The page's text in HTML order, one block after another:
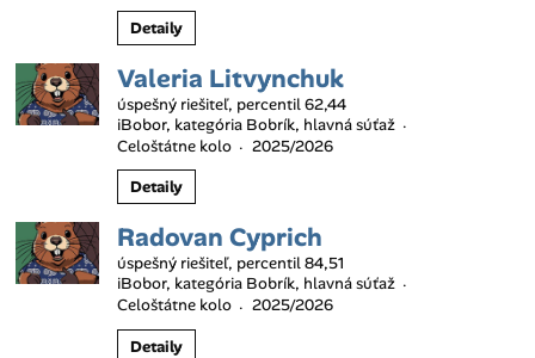
Detaily
Valeria Litvynchuk
úspešný riešiteľ, percentil 62,44
iBobor, kategória Bobrík, hlavná súťaž ·
Celoštátne kolo · 2025/2026
Detaily
Radovan Cyprich
úspešný riešiteľ, percentil 84,51
iBobor, kategória Bobrík, hlavná súťaž ·
Celoštátne kolo · 2025/2026
Detaily